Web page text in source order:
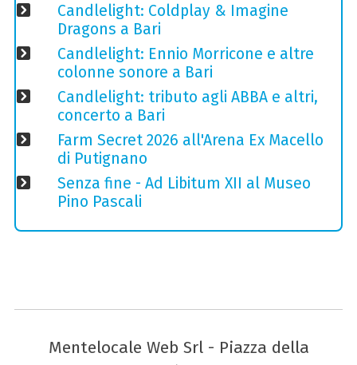
Candlelight: Coldplay & Imagine
Dragons a Bari
Candlelight: Ennio Morricone e altre
colonne sonore a Bari
Candlelight: tributo agli ABBA e altri,
concerto a Bari
Farm Secret 2026 all'Arena Ex Macello
di Putignano
Senza fine - Ad Libitum XII al Museo
Pino Pascali
Mentelocale Web Srl - Piazza della